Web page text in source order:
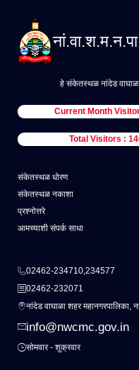
हे संकेतस्थळ नांदेड
Current Month
Total Visitors :
संकेतस्थळ धोरण
संकेतस्थळ नकाशा
प्रश्नोत्तरे
आमच्याशी संपर्क साधा
02462-234710,234577
02462-232071
नांदेड वाघाळा शहर महानगरपालिका,
info@nwcmc.gov.in
सोमवार - शुक्रवार